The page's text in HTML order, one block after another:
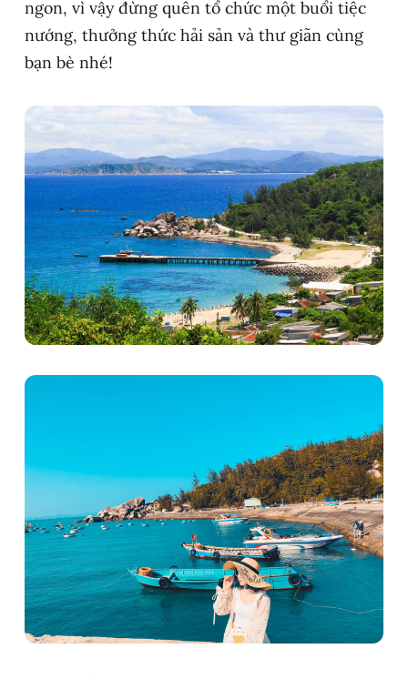
ngon, vì vậy đừng quên tổ chức một buổi tiệc
nướng, thưởng thức hải sản và thư giãn cùng
bạn bè nhé!